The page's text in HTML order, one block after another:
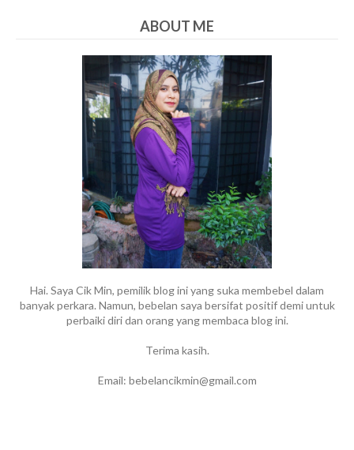
ABOUT ME
Hai. Saya Cik Min, pemilik blog ini yang suka membebel dalam
banyak perkara. Namun, bebelan saya bersifat positif demi untuk
perbaiki diri dan orang yang membaca blog ini.
Terima kasih.
Email: bebelancikmin@gmail.com